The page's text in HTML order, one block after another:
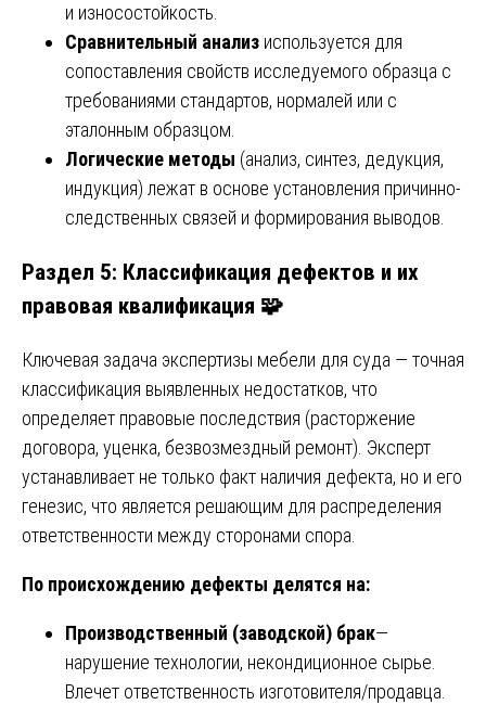
и износостойкость.
Сравнительный анализ используется для
сопоставления свойств исследуемого образца с
требованиями стандартов, нормалей или с
эталонным образцом.
Логические методы (анализ, синтез, дедукция,
индукция) лежат в основе установления причинно-
следственных связей и формирования выводов.
Раздел 5: Классификация дефектов и их
правовая квалификация 🧩
Ключевая задача экспертизы мебели для суда — точная
классификация выявленных недостатков, что
определяет правовые последствия (расторжение
договора, уценка, безвозмездный ремонт). Эксперт
устанавливает не только факт наличия дефекта, но и его
генезис, что является решающим для распределения
ответственности между сторонами спора.
По происхождению дефекты делятся на:
Производственный (заводской) брак—
нарушение технологии, некондиционное сырье.
Влечет ответственность изготовителя/продавца.